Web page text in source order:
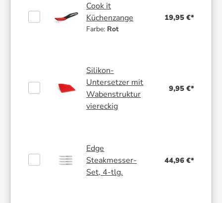
Cook it
Küchenzange
Farbe: Rot
19,95 €*
Silikon-
Untersetzer mit
Wabenstruktur
viereckig
9,95 €*
Edge
Steakmesser-
Set, 4-tlg.
44,96 €*